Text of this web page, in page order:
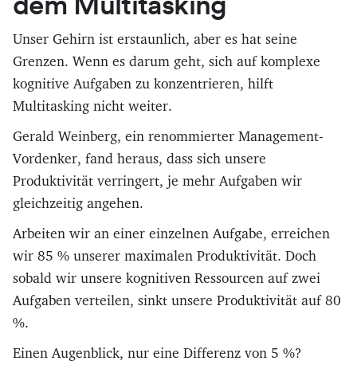
Unser Gehirn ist erstaunlich, aber es hat seine
Grenzen. Wenn es darum geht, sich auf komplexe
kognitive Aufgaben zu konzentrieren, hilft
Multitasking nicht weiter.
Gerald Weinberg, ein renommierter Management-
Vordenker, fand heraus, dass sich unsere
Produktivität verringert, je mehr Aufgaben wir
gleichzeitig angehen.
Arbeiten wir an einer einzelnen Aufgabe, erreichen
wir 85 % unserer maximalen Produktivität. Doch
sobald wir unsere kognitiven Ressourcen auf zwei
Aufgaben verteilen, sinkt unsere Produktivität auf 80
%.
Einen Augenblick, nur eine Differenz von 5 %?